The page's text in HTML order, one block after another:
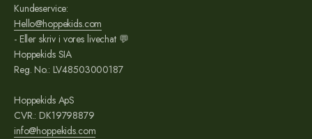
Kundeservice:
Hello@hoppekids.com
- Eller skriv i vores livechat 💬
Hoppekids SIA
Reg. No.: LV48503000187
Hoppekids ApS
CVR.: DK19798879
info@hoppekids.com